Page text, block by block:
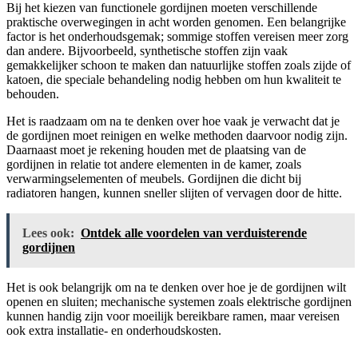
Bij het kiezen van functionele gordijnen moeten verschillende
praktische overwegingen in acht worden genomen. Een belangrijke
factor is het onderhoudsgemak; sommige stoffen vereisen meer zorg
dan andere. Bijvoorbeeld, synthetische stoffen zijn vaak
gemakkelijker schoon te maken dan natuurlijke stoffen zoals zijde of
katoen, die speciale behandeling nodig hebben om hun kwaliteit te
behouden.
Het is raadzaam om na te denken over hoe vaak je verwacht dat je
de gordijnen moet reinigen en welke methoden daarvoor nodig zijn.
Daarnaast moet je rekening houden met de plaatsing van de
gordijnen in relatie tot andere elementen in de kamer, zoals
verwarmingselementen of meubels. Gordijnen die dicht bij
radiatoren hangen, kunnen sneller slijten of vervagen door de hitte.
Lees ook: Ontdek alle voordelen van verduisterende
gordijnen
Het is ook belangrijk om na te denken over hoe je de gordijnen wilt
openen en sluiten; mechanische systemen zoals elektrische gordijnen
kunnen handig zijn voor moeilijk bereikbare ramen, maar vereisen
ook extra installatie- en onderhoudskosten.